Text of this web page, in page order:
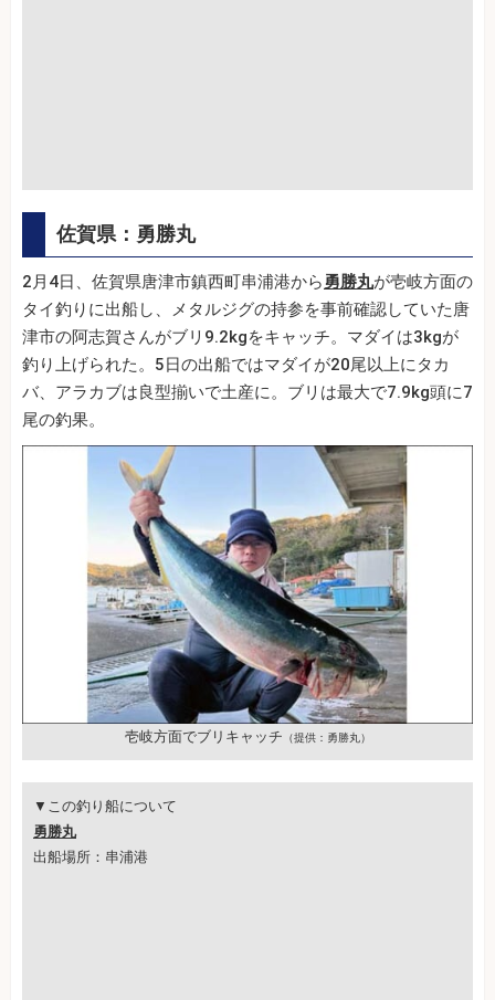
佐賀県：勇勝丸
2月4日、佐賀県唐津市鎮西町串浦港から勇勝丸が壱岐方面の
タイ釣りに出船し、メタルジグの持参を事前確認していた唐
津市の阿志賀さんがブリ9.2kgをキャッチ。マダイは3kgが
釣り上げられた。5日の出船ではマダイが20尾以上にタカ
バ、アラカブは良型揃いで土産に。ブリは最大で7.9kg頭に7
尾の釣果。
壱岐方面でブリキャッチ （提供：勇勝丸）
▼この釣り船について
勇勝丸
出船場所：串浦港